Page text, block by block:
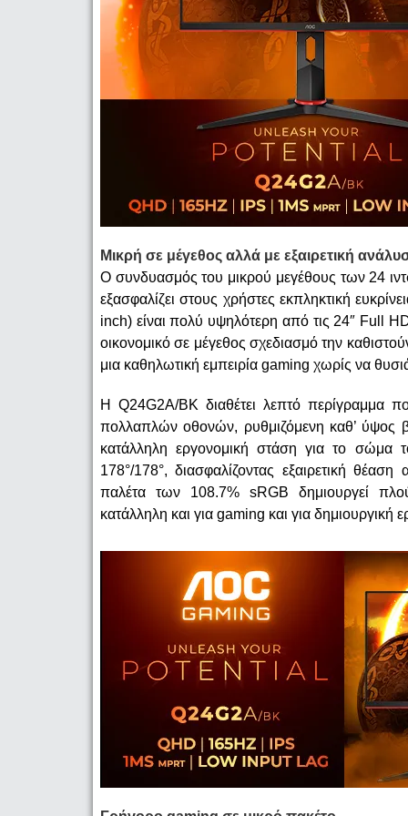
Μικρή σε μέγεθος αλλά με εξαιρετική
Ο συνδυασμός του μικρού μεγέθους των 24
εξασφαλίζει στους χρήστες εκπληκτική
inch) είναι πολύ υψηλότερη από τις 24″ Full
οικονομικό σε μέγεθος σχεδιασμό την
μια καθηλωτική εμπειρία gaming χωρίς να
Η Q24G2A/BK διαθέτει λεπτό περίγραμμα
πολλαπλών οθονών, ρυθμιζόμενη καθ’ ύψος
κατάλληλη εργονομική στάση για το σώμα
178°/178°, διασφαλίζοντας εξαιρετική
παλέτα των 108.7% sRGB δημιουργεί
κατάλληλη και για gaming και για δημιουργική